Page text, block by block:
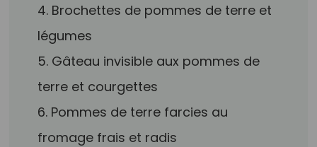
4. Brochettes de pommes de terre et
légumes
5. Gâteau invisible aux pommes de
terre et courgettes
6. Pommes de terre farcies au
fromage frais et radis